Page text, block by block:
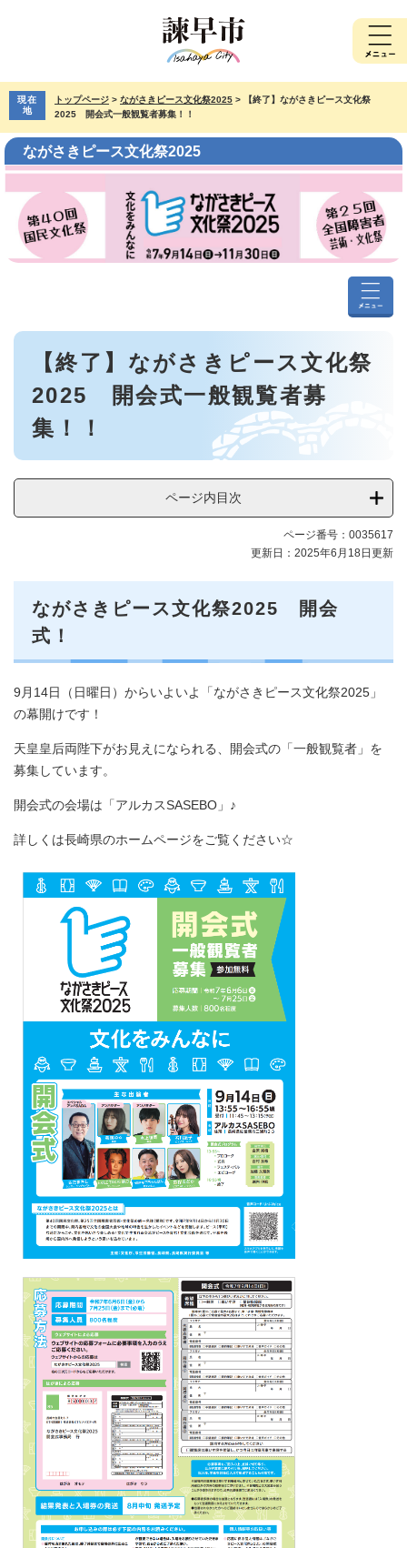
先
で
す。
を
ば
し
て
現在
地
トップページ > ながさきピース文化祭2025 >
【終了】ながさきピース文化祭
2025 開会式一般観覧者募集！！
ながさきピース文化祭2025
な
き
祭
2025
メ
ニ
ュ
本
【終了】ながさきピース文化祭
2025 開会式一般観覧者募
集！！
ページ内目次
ページ番号：0035617
更新日：2025年6月18日更新
ながさきピース文化祭2025 開会
式！
9月14日（日曜日）からいよいよ「ながさきピース文化祭2025」
の幕開けです！
天皇皇后両陛下がお見えになられる、開会式の「一般観覧者」を
募集しています。
開会式の会場は「アルカスSASEBO」♪
詳しくは長崎県のホームページをご覧ください☆